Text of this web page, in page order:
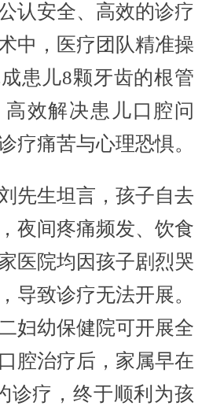
认安全、高效的诊疗
中，医疗团队精准操
患儿8颗牙齿的根管
效解决患儿口腔问
疗痛苦与心理恐惧。
生坦言，孩子自去
夜间疼痛频发、饮食
医院均因孩子剧烈哭
导致诊疗无法开展。
妇幼保健院可开展全
腔治疗后，家属早在
诊疗，终于顺利为孩